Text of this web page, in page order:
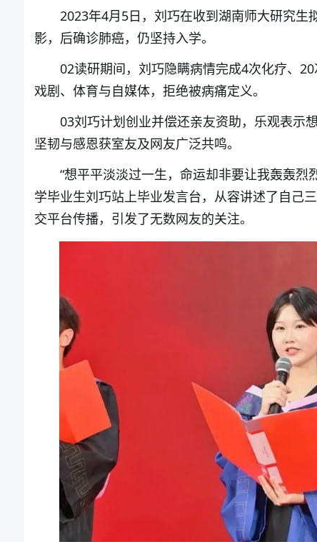
2023年4月5日，刘巧在收到湖南师大研究生
影，后确诊肺癌，仍坚持入学。
02读研期间，刘巧隐瞒病情完成4次化疗、
戏剧、体育与自媒体，拒绝被病痛定义。
03刘巧计划创业并偿还亲友资助，乐观表示
坚韧与感恩获室友及网友广泛共鸣。
“想平平淡淡过一生，命运却非要让我轰轰烈
学毕业生刘巧站上毕业发言台，从容讲述了自己
交平台传播，引发了无数网友的关注。